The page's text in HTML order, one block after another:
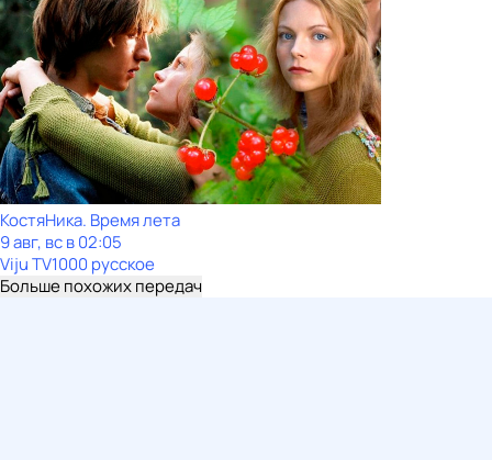
КостяНика. Время лета
9 авг, вс в 02:05
Viju TV1000 русское
Больше похожих передач